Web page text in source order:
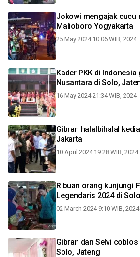
Jokowi mengajak cucu naiki andong keliling
Malioboro Yogyakarta
25 May 2024 10:06 WIB, 2024
Kader PKK di Indonesia
Nusantara di Solo,
16 May 2024 21:34 WIB, 2024
Gibran halalbihalal
Jakarta
10 April 2024 19:28 WIB, 2024
Ribuan orang kunjungi
Legendaris 2024 di Solo
02 March 2024 9:10 WIB, 2024
Gibran dan Selvi coblos
Solo, Jateng